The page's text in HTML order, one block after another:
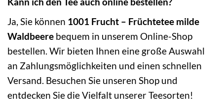
Ja, Sie können 1001 Frucht – Früchtetee milde
Waldbeere bequem in unserem Online-Shop
bestellen. Wir bieten Ihnen eine große Auswahl
an Zahlungsmöglichkeiten und einen schnellen
Versand. Besuchen Sie unseren Shop und
entdecken Sie die Vielfalt unserer Teesorten!